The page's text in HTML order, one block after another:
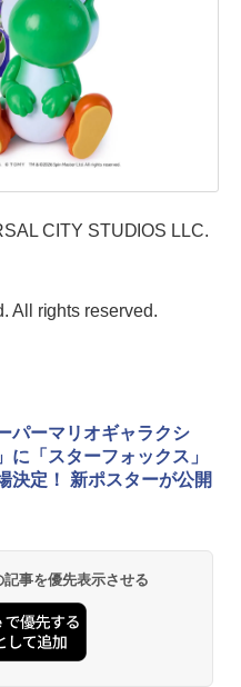
CITY STUDIOS LLC.
All rights reserved.
パーマリオギャラクシ
に「スターフォックス」
決定！ 新ポスターが公開
事を優先表示させる